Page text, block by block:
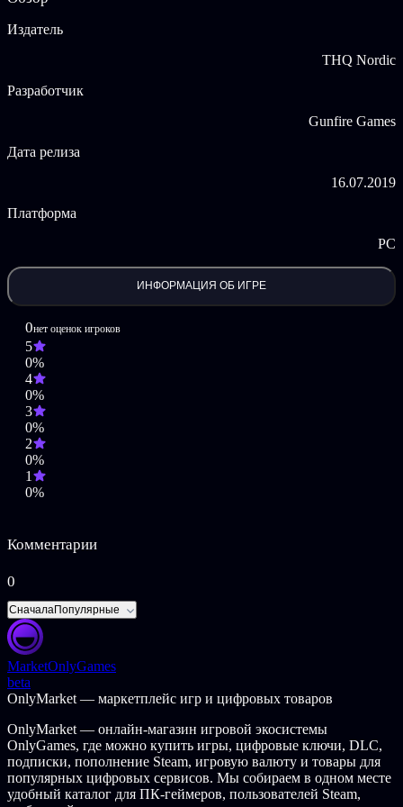
© 2019 THQ Nordic AB, Sweden. Developed by Gunfire Games.
registered trademarks of THQ Nordic AB. All rights reserved. All
respective owners.
Издатель
THQ Nordic
Разработчик
Gunfire Games
Дата релиза
16.07.2019
Платформа
PC
ИНФОРМАЦИЯ ОБ ИГРЕ
0нет оценок игроков
5
0%
4
0%
3
0%
2
0%
1
0%
Комментарии
0
СначалаПопулярные
MarketOnlyGames
beta
OnlyMarket — маркетплейс игр и цифровых товаров
OnlyMarket — онлайн-магазин игровой экосистемы
OnlyGames, где можно купить игры, цифровые ключи, DLC,
подписки, пополнение Steam, игровую валюту и товары для
популярных цифровых сервисов. Мы собираем в одном месте
удобный каталог для ПК-геймеров, пользователей Steam,